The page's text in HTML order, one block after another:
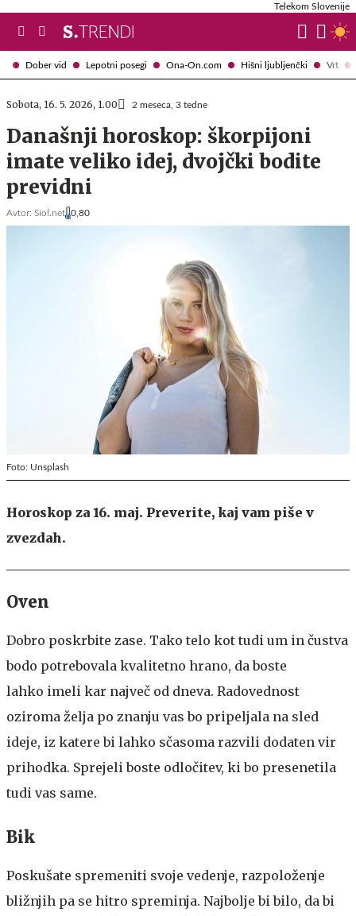
Dober vid Lepotni posegi Ona-On.com Hišni ljubljenčki Vrt
Telekom Slovenije
Sobota, 16. 5. 2026, 1.00 2 meseca, 3 tedne
Današnji horoskop: škorpijoni
imate veliko idej, dvojčki bodite
previdni
Avtor: Siol.net 0,80
Foto: Unsplash
Horoskop za 16. maj. Preverite, kaj vam piše v
zvezdah.
Oven
Dobro poskrbite zase. Tako telo kot tudi um in čustva
bodo potrebovala kvalitetno hrano, da boste
lahko imeli kar največ od dneva. Radovednost
oziroma želja po znanju vas bo pripeljala na sled
ideje, iz katere bi lahko sčasoma razvili dodaten vir
prihodka. Sprejeli boste odločitev, ki bo presenetila
tudi vas same.
Bik
Poskušate spremeniti svoje vedenje, razpoloženje
bližnjih pa se hitro spreminja. Najbolje bi bilo, da bi